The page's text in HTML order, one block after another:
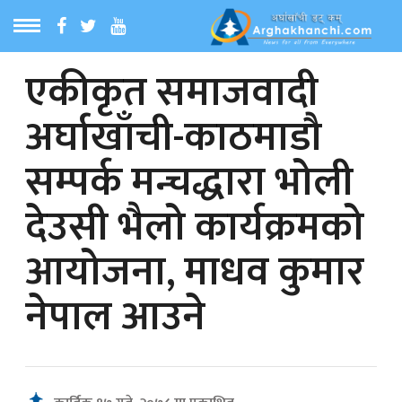
MENU
समाचार
समाचार
एकीकृत समाजवादी
अर्घाखाँची-काठमाडौ
सम्पर्क मन्चद्धारा भोली
देउसी भैलो कार्यक्रमको
आयोजना, माधव कुमार
नेपाल आउने